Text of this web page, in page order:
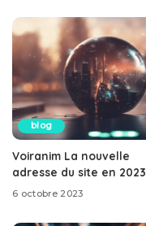
blog
Voiranim La nouvelle
adresse du site en 2023
6 octobre 2023